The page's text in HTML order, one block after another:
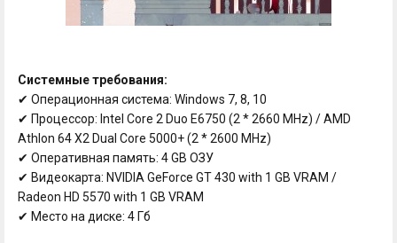
Системные требования:
✔ Операционная система: Windows 7, 8, 10
✔ Процессор: Intel Core 2 Duo E6750 (2 * 2660 MHz) / AMD
Athlon 64 X2 Dual Core 5000+ (2 * 2600 MHz)
✔ Оперативная память: 4 GB ОЗУ
✔ Видеокарта: NVIDIA GeForce GT 430 with 1 GB VRAM /
Radeon HD 5570 with 1 GB VRAM
✔ Место на диске: 4 Гб